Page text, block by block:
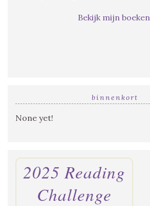
Bekijk mijn boeken
binnenkort
None yet!
2025 Reading
Challenge